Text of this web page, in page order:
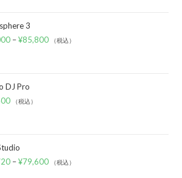
3
–¥85,800 （税込）
DJ Pro
（税込）
–¥79,600 （税込）